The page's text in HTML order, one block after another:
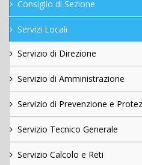
Consiglio di Sezione
Servizi Locali
Servizio di Direzione
Servizio di Amministrazione
Servizio di Prevenzione e
Servizio Tecnico Generale
Servizio Calcolo e Reti